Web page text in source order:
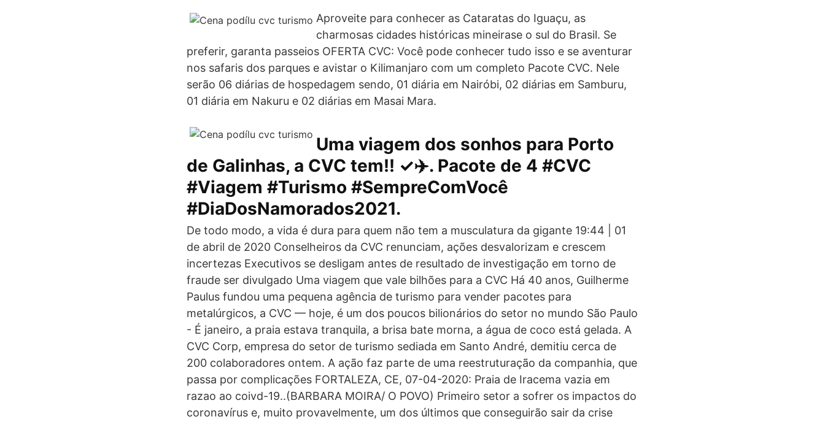
Aproveite para conhecer as Cataratas do Iguaçu, as
charmosas cidades históricas mineirase o sul do Brasil. Se
preferir, garanta passeios OFERTA CVC: Você pode conhecer tudo isso e se aventurar
nos safaris dos parques e avistar o Kilimanjaro com um completo Pacote CVC. Nele
serão 06 diárias de hospedagem sendo, 01 diária em Nairóbi, 02 diárias em Samburu,
01 diária em Nakuru e 02 diárias em Masai Mara.
Uma viagem dos sonhos para Porto
de Galinhas, a CVC tem!! ✓✈️. Pacote de 4 #CVC
#Viagem #Turismo #SempreComVocê
#DiaDosNamorados2021.
De todo modo, a vida é dura para quem não tem a musculatura da gigante 19:44 | 01
de abril de 2020 Conselheiros da CVC renunciam, ações desvalorizam e crescem
incertezas Executivos se desligam antes de resultado de investigação em torno de
fraude ser divulgado Uma viagem que vale bilhões para a CVC Há 40 anos, Guilherme
Paulus fundou uma pequena agência de turismo para vender pacotes para
metalúrgicos, a CVC — hoje, é um dos poucos bilionários do setor no mundo São Paulo
- É janeiro, a praia estava tranquila, a brisa bate morna, a água de coco está gelada. A
CVC Corp, empresa do setor de turismo sediada em Santo André, demitiu cerca de
200 colaboradores ontem. A ação faz parte de uma reestruturação da companhia, que
passa por complicações FORTALEZA, CE, 07-04-2020: Praia de Iracema vazia em
razao ao coivd-19..(BARBARA MOIRA/ O POVO) Primeiro setor a sofrer os impactos do
coronavírus e, muito provavelmente, um dos últimos que conseguirão sair da crise